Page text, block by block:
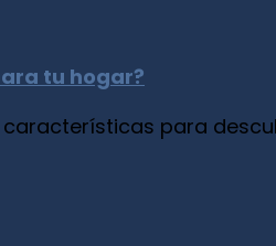
tu hogar?
para